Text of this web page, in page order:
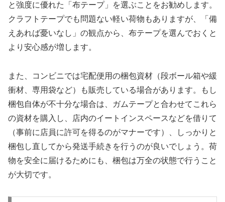
と強度に優れた「布テープ」を選ぶことをお勧めします。
クラフトテープでも問題ない軽い荷物もありますが、「備
えあれば憂いなし」の観点から、布テープを選んでおくと
より安心感が増します。
また、コンビニでは宅配便用の梱包資材（段ボール箱や緩
衝材、専用袋など）も販売している場合があります。もし
梱包自体が不十分な場合は、ガムテープと合わせてこれら
の資材を購入し、店内のイートインスペースなどを借りて
（事前に店員に許可を得るのがマナーです）、しっかりと
梱包し直してから発送手続きを行うのが良いでしょう。荷
物を安全に届けるためにも、梱包は万全の状態で行うこと
が大切です。